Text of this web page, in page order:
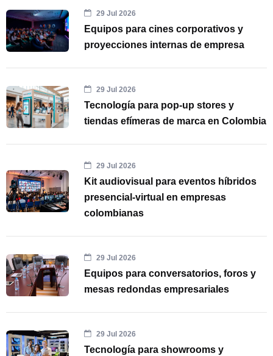
29 Jul 2026
Equipos para cines corporativos y
proyecciones internas de empresa
29 Jul 2026
Tecnología para pop-up stores y
tiendas efímeras de marca en Colombia
29 Jul 2026
Kit audiovisual para eventos híbridos
presencial-virtual en empresas
colombianas
29 Jul 2026
Equipos para conversatorios, foros y
mesas redondas empresariales
29 Jul 2026
Tecnología para showrooms y